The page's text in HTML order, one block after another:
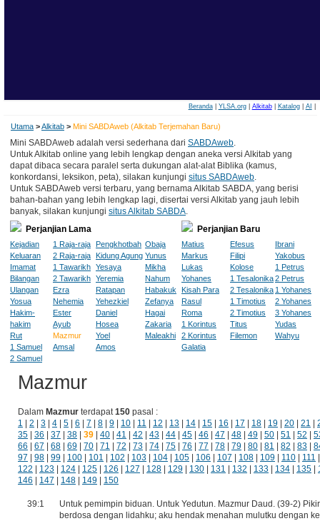
Beranda| YLSA.org| Alkitab| Katalog| AI
Utama >Alkitab > Mini SABDAweb (Alkitab Terjemahan Baru)
Mini SABDAweb adalah versi sederhana dari SABDAweb.
Untuk Alkitab online yang lebih lengkap dengan aneka versi Alkitab yang
dapat dibaca secara paralel serta dukungan alat-alat Biblika (kamus,
konkordansi, leksikon, peta), silakan kunjungi situs SABDAweb.
Untuk SABDAweb versi terbaru, yang bernama Alkitab SABDA, yang berisi
bahan-bahan yang lebih lengkap lagi, disertai versi Alkitab yang jauh lebih
banyak, silakan kunjungi situs Alkitab SABDA.
Perjanjian Lama
Perjanjian Baru
Kejadian
Keluaran
Imamat
Bilangan
Ulangan
Yosua
Hakim-
hakim
Rut
1 Samuel
2 Samuel
1 Raja-raja
2 Raja-raja
1 Tawarikh
2 Tawarikh
Ezra
Nehemia
Ester
Ayub
Mazmur
Amsal
Pengkhotbah
Kidung Agung
Yesaya
Yeremia
Ratapan
Yehezkiel
Daniel
Hosea
Yoel
Amos
Obaja
Yunus
Mikha
Nahum
Habakuk
Zefanya
Hagai
Zakaria
Maleakhi
Matius
Markus
Lukas
Yohanes
Kisah Para
Rasul
Roma
1 Korintus
2 Korintus
Galatia
Efesus
Filipi
Kolose
1 Tesalonika
2 Tesalonika
1 Timotius
2 Timotius
Titus
Filemon
Ibrani
Yakobus
1 Petrus
2 Petrus
1 Yohanes
2 Yohanes
3 Yohanes
Yudas
Wahyu
Mazmur
Dalam Mazmur terdapat150 pasal :
1
2 3 4 5 6 7 8 9 10 11 12 13 14 15 16 17 18 19 20 21
35
36 37 38 39 40 41 42 43 44 45 46 47 48 49 50 51 52
66
67 68 69 70 71 72 73 74 75 76 77 78 79 80 81 82 83
97
98 99 100 101 102 103 104 105 106 107 108 109 110 111
122
123 124 125 126 127 128 129 130 131 132 133 134 135
146
147 148 149 150
39:1
Untuk pemimpin biduan. Untuk Yedutun. Mazmur Daud. (39-2)
berdosa dengan lidahku; aku hendak menahan mulutku dengan